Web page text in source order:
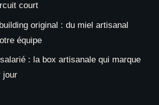
court
original : du miel artisanal
équipe
: la box artisanale qui marque
jour